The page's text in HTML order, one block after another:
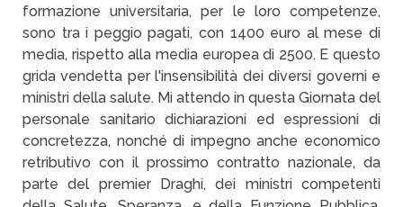
formazione universitaria, per le loro competenze,
sono tra i peggio pagati, con 1400 euro al mese di
media, rispetto alla media europea di 2500. E questo
grida vendetta per l'insensibilità dei diversi governi e
ministri della salute. Mi attendo in questa Giornata del
personale sanitario dichiarazioni ed espressioni di
concretezza, nonché di impegno anche economico
retributivo con il prossimo contratto nazionale, da
parte del premier Draghi, dei ministri competenti